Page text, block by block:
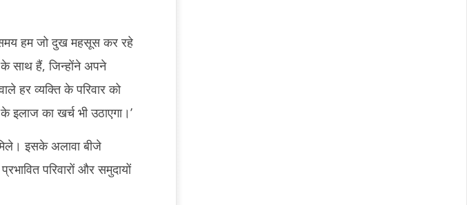
हम जो दुख महसूस कर रहे
के साथ हैं, जिन्होंने अपने
हर व्यक्ति के परिवार को
का खर्च भी उठाएगा।’
इसके अलावा बीजे
परिवारों और समुदायों